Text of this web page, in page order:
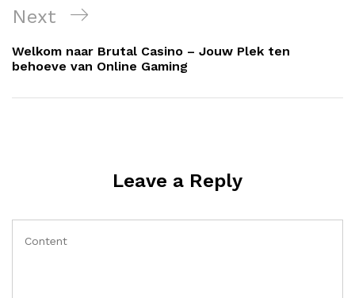
Next
Post
Next
Welkom naar Brutal Casino – Jouw Plek ten
behoeve van Online Gaming
Leave a Reply